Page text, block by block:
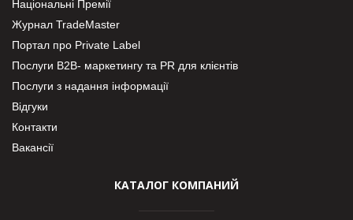
Національні Премії
Журнал TradeMaster
Портал про Private Label
Послуги В2В- маркетингу та PR для клієнтів
Послуги з надання інформації
Відгуки
Контакти
Вакансії
КАТАЛОГ КОМПАНИЙ